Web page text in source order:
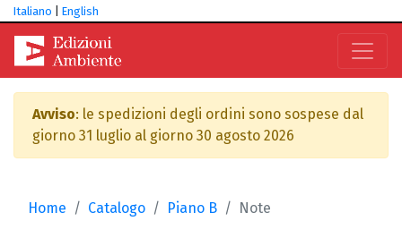
Italiano English
Avviso: le spedizioni degli ordini sono sospese dal
giorno 31 luglio al giorno 30 agosto 2026
Home Catalogo Piano B Note